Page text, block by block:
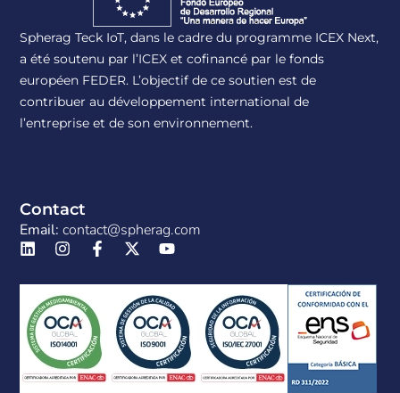
Spherag Teck IoT, dans le cadre du programme ICEX Next,
a été soutenu par l’ICEX et cofinancé par le fonds
européen FEDER. L’objectif de ce soutien est de
contribuer au développement international de
l’entreprise et de son environnement.
Contact
Email: contact@spherag.com